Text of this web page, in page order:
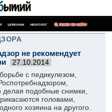
ШПИОНАЖ НЕКРОЛОГ ПОИСК ПО САЙТУ
не рекомендует
27.10.2014
с педикулезом,
делая подобные снимки,
головами,
хозяина на другого.